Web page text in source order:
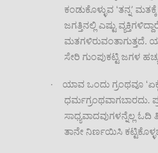
ಕಂಡುಕೊಳ್ಳುವ ‘ತನ್ನ’
ಜಗತ್ತಿನಲ್ಲಿ ಎಷ್ಟು
ಮತಗಳಿರುವಂತಾಗುತ್ತದೆ.
ಸೇರಿ ಗುಂಪುಕಟ್ಟಿ ಜಗಳ
· ಯಾವ ಒಂದು ಗ್ರಂಥವೂ
ಧರ್ಮಗ್ರಂಥವಾಗಬಾರದು.
ಸಾಧ್ಯವಾದವುಗಳನ್ನೆಲ್ಲ ಓದಿ
ತಾನೇ ನಿರ್ಣಯಿಸಿ